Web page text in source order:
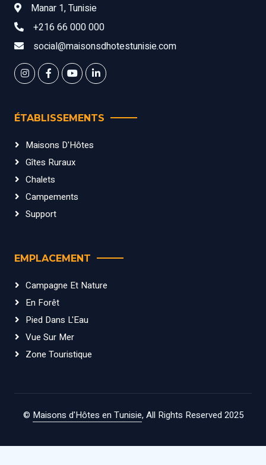
Manar 1, Tunisie
+216 66 000 000
social@maisonsdhotestunisie.com
ÉTABLISSEMENTS
Maisons D'Hôtes
Gîtes Ruraux
Chalets
Campements
Support
EMPLACEMENT
Campagne Et Nature
En Forêt
Pied Dans L'Eau
Vue Sur Mer
Zone Touristique
© Maisons d'Hôtes en Tunisie, All Rights Reserved 2025